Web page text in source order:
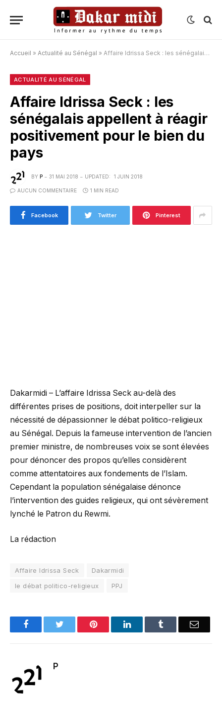
Accueil » Actualité au Sénégal » Affaire Idrissa Seck : les sénégalais appellent à réagir positivement pour le bien du pays
ACTUALITÉ AU SÉNÉGAL
Affaire Idrissa Seck : les
sénégalais appellent à réagir
positivement pour le bien du
pays
BY P 31 MAI 2018 UPDATED: 1 JUIN 2018
AUCUN COMMENTAIRE 1 MIN READ
Facebook Twitter Pinterest
Dakarmidi – L’affaire Idrissa Seck au-delà des
différentes prises de positions, doit interpeller sur la
nécessité de dépassionner le débat politico-religieux
au Sénégal. Depuis la fameuse intervention de l’ancien
premier ministre, de nombreuses voix se sont élevées
pour dénoncer des propos qu’elles considèrent
comme attentatoires aux fondements de l’Islam.
Cependant la population sénégalaise dénonce
l’intervention des guides religieux, qui ont sévèrement
lynché le Patron du Rewmi.
La rédaction
Affaire Idrissa Seck
Dakarmidi
le débat politico-religieux
PPJ
FacebookTwitter Pinterest LinkedInTumblr Email
P